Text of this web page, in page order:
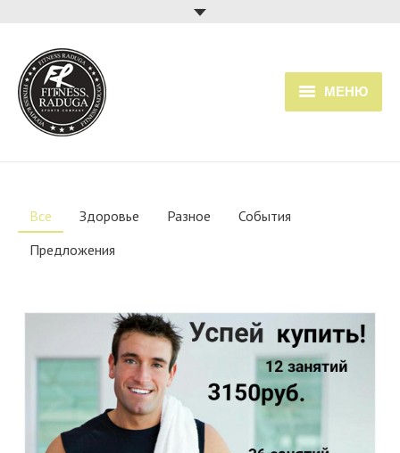
МЕНЮ
Прайс
О клубе
Все Здоровье Разное
События
Предложения